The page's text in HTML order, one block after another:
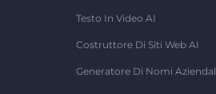
Testo In Video AI
Costruttore Di Siti Web AI
Generatore Di Nomi